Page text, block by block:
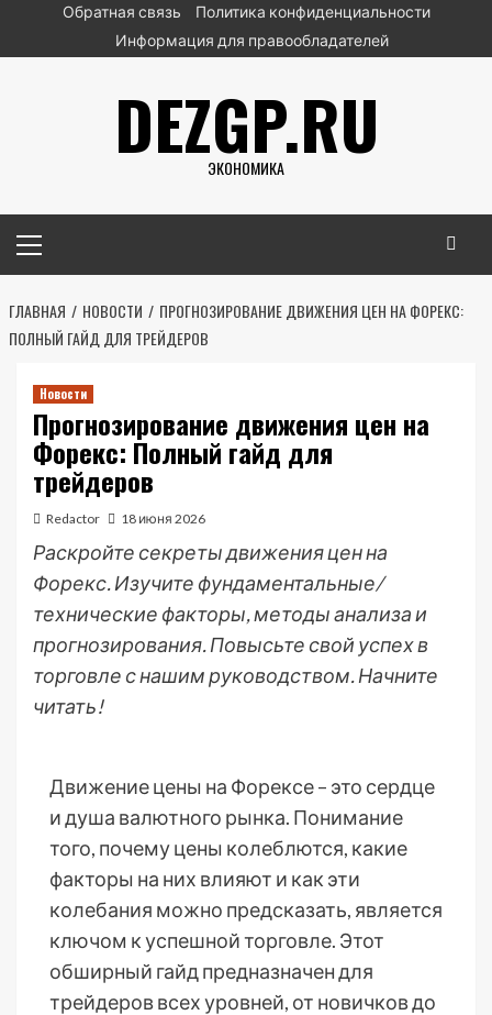
ПерейтиОбратная связь
Политика конфиденциальности
Информация для правообладателей
DEZGP.RU
ЭКОНОМИКА
меню
ГЛАВНАЯ НОВОСТИ
ПРОГНОЗИРОВАНИЕ ДВИЖЕНИЯ ЦЕН НА ФОРЕКС:
ПОЛНЫЙ ГАЙД ДЛЯ ТРЕЙДЕРОВ
Новости
Прогнозирование движения цен на
Форекс: Полный гайд для
трейдеров
Redactor 18 июня 2026
Раскройте секреты движения цен на
Форекс. Изучите фундаментальные/
технические факторы, методы анализа и
прогнозирования. Повысьте свой успех в
торговле с нашим руководством. Начните
читать!
Движение цены на Форексе – это сердце
и душа валютного рынка. Понимание
того, почему цены колеблются, какие
факторы на них влияют и как эти
колебания можно предсказать, является
ключом к успешной торговле. Этот
обширный гайд предназначен для
трейдеров всех уровней, от новичков до